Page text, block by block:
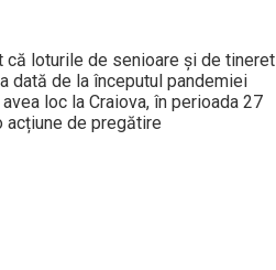
că loturile de senioare și de tineret
dată de la începutul pandemiei
loc la Craiova, în perioada 27
de pregătire